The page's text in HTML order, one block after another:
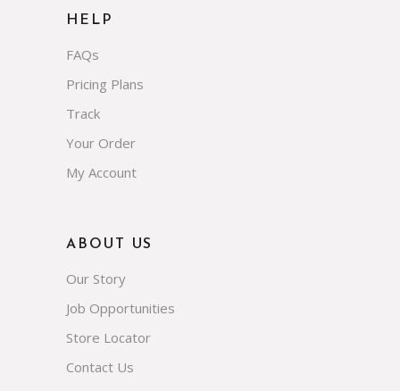
HELP
FAQs
Pricing Plans
Track
Your Order
My Account
ABOUT US
Our Story
Job Opportunities
Store Locator
Contact Us